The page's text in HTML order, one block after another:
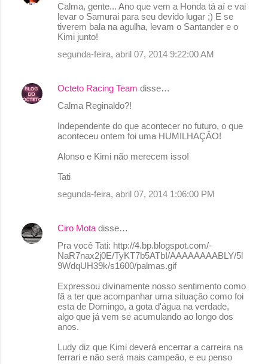
Calma, gente... Ano que vem a Honda tá aí e vai
levar o Samurai para seu devido lugar ;) E se
tiverem bala na agulha, levam o Santander e o
Kimi junto!
segunda-feira, abril 07, 2014 9:22:00 AM
Octeto Racing Team disse…
Calma Reginaldo?!
Independente do que acontecer no futuro, o que
aconteceu ontem foi uma HUMILHAÇÂO!
Alonso e Kimi não merecem isso!
Tati
segunda-feira, abril 07, 2014 1:06:00 PM
Ciro Mota disse…
Pra você Tati: http://4.bp.blogspot.com/-
NaR7nax2j0E/TyKT7b5ATbI/AAAAAAAABLY/5l
9WdqUH39k/s1600/palmas.gif
Expressou divinamente nosso sentimento como
fã a ter que acompanhar uma situação como foi
esta de Domingo, a gota d'água na verdade,
algo que já vem se acumulando ao longo dos
anos.
Ludy diz que Kimi deverá encerrar a carreira na
ferrari e não será mais campeão, e eu penso